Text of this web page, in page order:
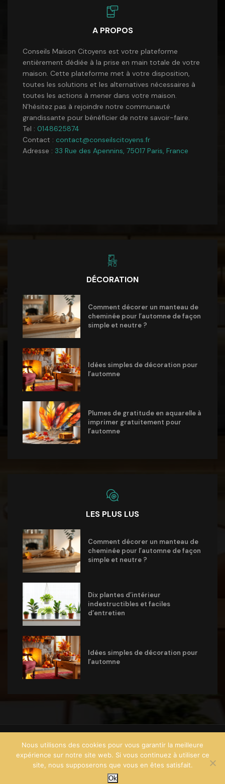
A PROPOS
Conseils Maison Citoyens est votre plateforme
entièrement dédiée à la prise en main totale de votre
maison. Cette plateforme met à votre disposition,
toutes les solutions et les alternatives nécessaires à
toutes les actions à mener dans votre maison.
N’hésitez pas à rejoindre notre communauté
grandissante pour bénéficier de notre savoir-faire.
Tel : 0148625874
Contact : contact@conseilscitoyens.fr
Adresse : 33 Rue des Apennins, 75017 Paris, France
DÉCORATION
Comment décorer un manteau de
cheminée pour l’automne de façon
simple et neutre ?
Idées simples de décoration pour
l’automne
Plumes de gratitude en aquarelle à
imprimer gratuitement pour
l’automne
LES PLUS LUS
Comment décorer un manteau de
cheminée pour l’automne de façon
simple et neutre ?
Dix plantes d’intérieur
indestructibles et faciles
d’entretien
Idées simples de décoration pour
l’automne
Accueil La société Contact
Mentions légales
Nous utilisons des cookies pour vous garantir la meilleure
expérience sur notre site web. Si vous continuez à utiliser ce
site, nous supposerons que vous en êtes satisfait.
Ok